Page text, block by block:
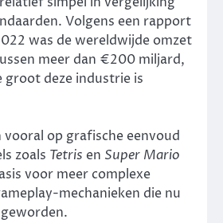
Volgens een rapport
was de wereldwijde omzet
meer dan €200 miljard,
deze industrie is
vooral op grafische eenvoud
zoals Tetris en Super Mario
voor meer complexe
mechanieken die nu